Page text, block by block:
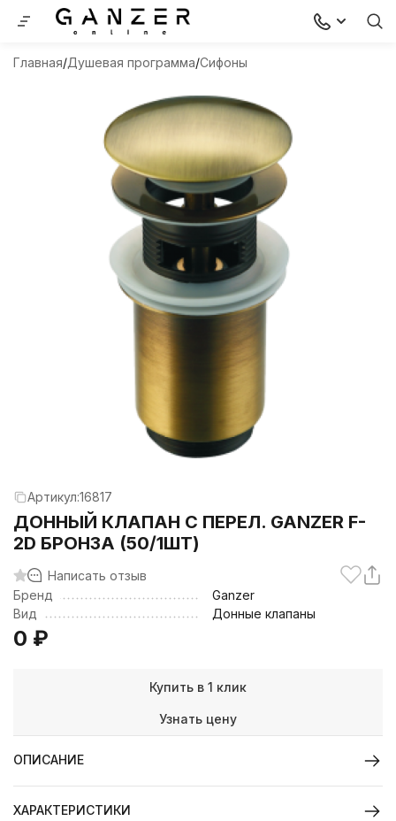
Главная Душевая программа Сифоны
Артикул:16817
ДОННЫЙ КЛАПАН С ПЕРЕЛ. GANZER F-
2D БРОНЗА (50/1ШТ)
Написать отзыв
Бренд
Ganzer
Вид
Донные клапаны
0 ₽
Купить в 1 клик
Узнать цену
ОПИСАНИЕ
ХАРАКТЕРИСТИКИ